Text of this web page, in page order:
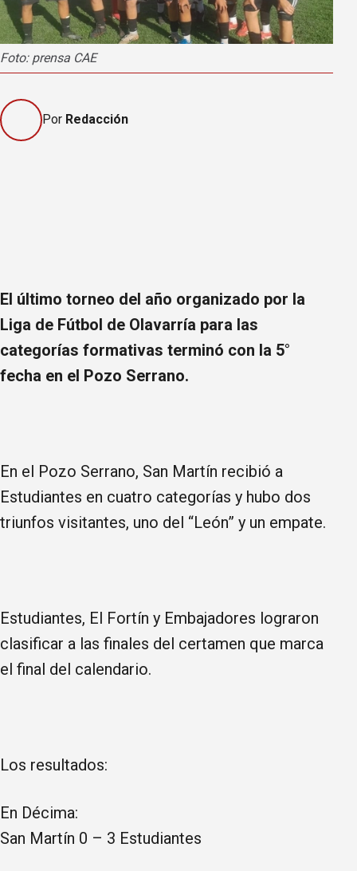
Foto: prensa CAE
Por Redacción
El último torneo del año organizado por la
Liga de Fútbol de Olavarría para las
categorías formativas terminó con la 5°
fecha en el Pozo Serrano.
En el Pozo Serrano, San Martín recibió a
Estudiantes en cuatro categorías y hubo dos
triunfos visitantes, uno del “León” y un empate.
Estudiantes, El Fortín y Embajadores lograron
clasificar a las finales del certamen que marca
el final del calendario.
Los resultados:
En Décima:
San Martín 0 – 3 Estudiantes